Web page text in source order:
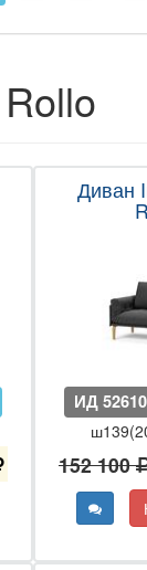
Диван
ИД
152 100